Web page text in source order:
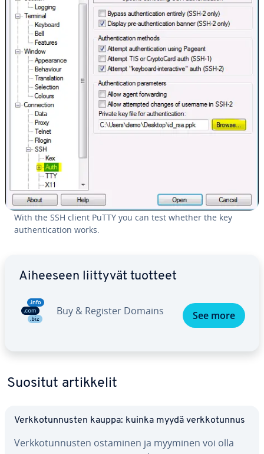
With the SSH client PuTTY you can test whether the key
aut­hen­tica­tion works.
Aiheeseen liittyvät tuotteet
Buy & Register Domains See more
Suositut ar­tik­ke­lit
Verk­ko­tun­nus­ten kauppa: kuinka myydä verk­ko­tun­nus
Verk­ko­tun­nus­ten ostaminen ja myyminen voi olla